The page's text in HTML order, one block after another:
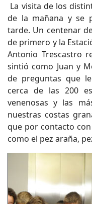
La visita de los
de la mañana y se
tarde. Un centenar
de primero y la
Antonio Trescastro
sintió como Juan y
de preguntas que
cerca de las 200
venenosas y las
nuestras costas
que por contacto
como el pez araña,